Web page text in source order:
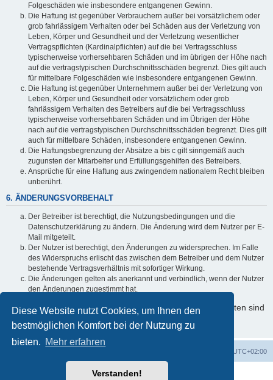
Diese Website nutzt Cookies, um Ihnen den
bestmöglichen Komfort bei der Nutzung zu
bieten. Mehr erfahren
Verstanden!
Folgeschäden wie insbesondere entgangenen Gewinn.
Die Haftung ist gegenüber Verbrauchern außer bei vorsätzlichem oder
grob fahrlässigem Verhalten oder bei Schäden aus der Verletzung von
Leben, Körper und Gesundheit und der Verletzung wesentlicher
Vertragspflichten (Kardinalpflichten) auf die bei Vertragsschluss
typischerweise vorhersehbaren Schäden und im übrigen der Höhe nach
auf die vertragstypischen Durchschnittsschäden begrenzt. Dies gilt auch
für mittelbare Folgeschäden wie insbesondere entgangenen Gewinn.
Die Haftung ist gegenüber Unternehmern außer bei der Verletzung von
Leben, Körper und Gesundheit oder vorsätzlichem oder grob
fahrlässigem Verhalten des Betreibers auf die bei Vertragsschluss
typischerweise vorhersehbaren Schäden und im Übrigen der Höhe
nach auf die vertragstypischen Durchschnittsschäden begrenzt. Dies gilt
auch für mittelbare Schäden, insbesondere entgangenen Gewinn.
Die Haftungsbegrenzung der Absätze a bis c gilt sinngemäß auch
zugunsten der Mitarbeiter und Erfüllungsgehilfen des Betreibers.
Ansprüche für eine Haftung aus zwingendem nationalem Recht bleiben
unberührt.
6. ÄNDERUNGSVORBEHALT
Der Betreiber ist berechtigt, die Nutzungsbedingungen und die
Datenschutzerklärung zu ändern. Die Änderung wird dem Nutzer per E-
Mail mitgeteilt.
Der Nutzer ist berechtigt, den Änderungen zu widersprechen. Im Falle
des Widerspruchs erlischt das zwischen dem Betreiber und dem Nutzer
bestehende Vertragsverhältnis mit sofortiger Wirkung.
Die Änderungen gelten als anerkannt und verbindlich, wenn der Nutzer
den Änderungen zugestimmt hat.
Informationen über den Umgang mit Ihren persönlichen Daten sind
in der Datenschutzerklärung enthalten.
UTC+02:00
Powered byphpBB® Forum Software © phpBB Limited